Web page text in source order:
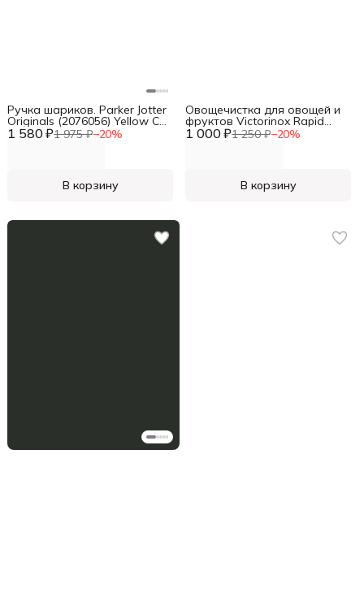
1 580 ₽1 975 ₽−20%
Ручка шариков. Parker Jotter
Originals (2076056) Yellow CT
M син. черн. блистер
В корзину
1 000 ₽1 250 ₽−20%
Овощечистка для овощей и
фруктов Victorinox Rapid
черный упак.:европодвес
В корзину